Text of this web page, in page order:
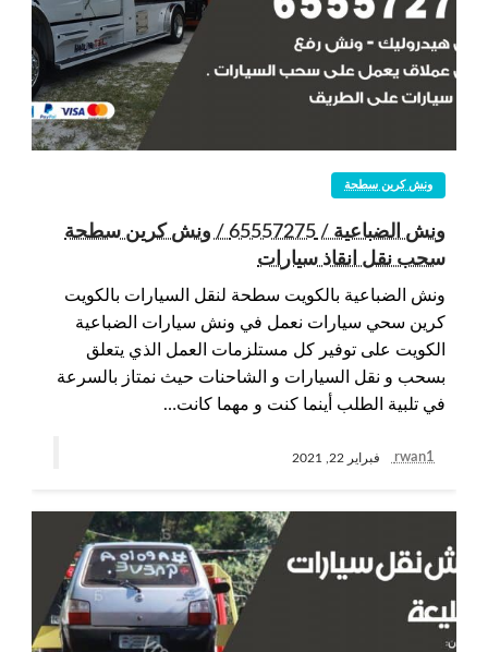
ونش كرين سطحة
ونش الضباعية / 65557275 / ونش كرين سطحة
سحب نقل انقاذ سيارات
ونش الضباعية بالكويت سطحة لنقل السيارات بالكويت
كرين سحي سيارات نعمل في ونش سيارات الضباعية
الكويت على توفير كل مستلزمات العمل الذي يتعلق
بسحب و نقل السيارات و الشاحنات حيث نمتاز بالسرعة
في تلبية الطلب أينما كنت و مهما كانت…
rwan1 فبراير 22, 2021